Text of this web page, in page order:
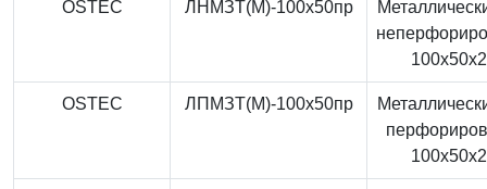
OSTEC ЛНМЗТ(М)-100x50пр
OSTEC ЛПМЗТ(М)-100x50пр